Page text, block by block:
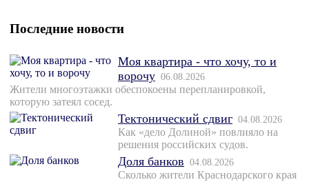
Последние новости
Моя квартира - что хочу, то и
ворочу 06.08.2026
Жители многоэтажки обеспокоены перепланировкой,
которую затеял сосед.
Тектонический сдвиг 04.08.2026
Как «дело Долиной» повлияло на
решения российских судов.
Доля банков 04.08.2026
Сколько жители Краснодарского края